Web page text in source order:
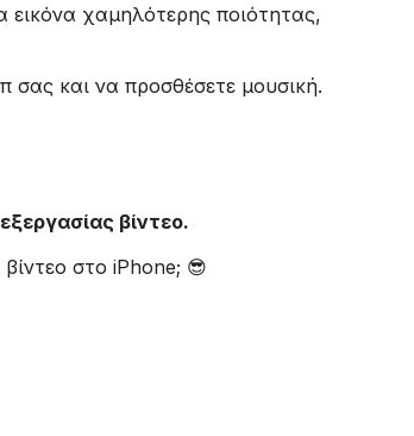
εικόνα χαμηλότερης ποιότητας,
σας και να προσθέσετε μουσική.
βίντεο.
στο iPhone; 😎